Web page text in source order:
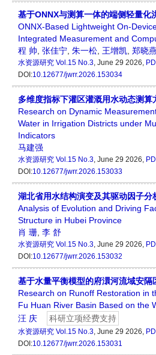
基于ONNX与测算一体的端侧轻量化
ONNX-Based Lightweight On-
Integrated Measurement and
程 帅 张佳宁 朱一松 王增凯 郑晓燕
水资源研究 Vol.15 No.3, June 29 2026,
DOI:10.12677/jwrr.2026.153034
多维度指标下灌区灌溉用水动态测算
Research on Dynamic
Water in Irrigation Districts under
Indicators
马建强
水资源研究 Vol.15 No.3, June 29 2026,
DOI:10.12677/jwrr.2026.153033
湖北省用水结构演变及其驱动因子分
Analysis of Evolution and Driving
Structure in Hubei Province
肖 珊 李 舒
水资源研究 Vol.15 No.3, June 29 2026,
DOI:10.12677/jwrr.2026.153032
基于水量平衡模型的府澴河流域安隔
Research on Runoff Restoration in
Fu Huan River Basin Based on the
汪 庆
科研立项经费支持
水资源研究 Vol.15 No.3, June 29 2026,
DOI:10.12677/jwrr.2026.153031